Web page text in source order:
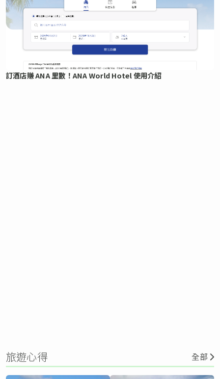
訂酒店賺 ANA 里數！ANA World Hotel 使用介紹
旅遊心得 全部